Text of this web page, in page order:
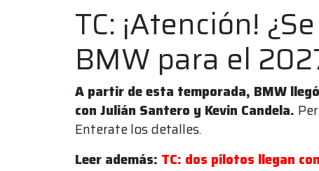
TC: ¡Atención!
BMW para el
A partir de esta temporada, BMW
con Julián Santero y Kevin Candela.
Enterate los detalles.
Leer además: TC: dos pilotos llegan